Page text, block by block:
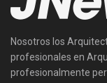
Nosotros los
profesionales en
profesionalmente